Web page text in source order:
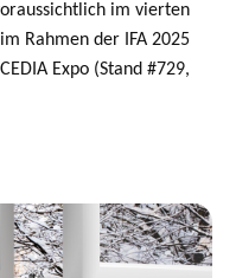
im vierten
Rahmen der IFA 2025
Expo (Stand #729,